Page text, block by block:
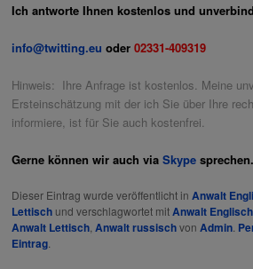
Ich antworte Ihnen kostenlos und
info@twitting.eu oder 02331-409319
Hinweis: Ihre Anfrage ist kostenlos. Meine
Ersteinschätzung mit der ich Sie über Ihre
informiere, ist für Sie auch kostenfrei.
Gerne können wir auch via Skype sprechen.
Dieser Eintrag wurde veröffentlicht inAnwalt
Lettisch und verschlagwortet mitAnwalt Englisch
Anwalt Lettisch ,Anwalt russischvonAdmin
Eintrag